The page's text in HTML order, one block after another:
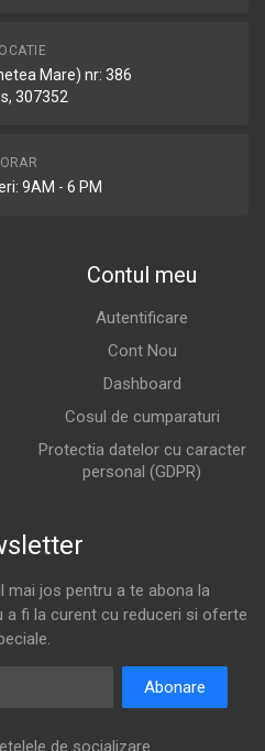
Mare) nr: 386
307352
ORAR
9AM - 6 PM
Contul meu
Autentificare
Cont Nou
Dashboard
Cosul de cumparaturi
Protectia datelor cu caracter
personal (GDPR)
mai jos pentru a te abona la
fi la curent cu reduceri si oferte
Abonare
de socializare